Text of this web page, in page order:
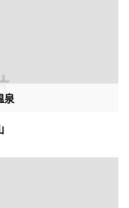
庙建筑、舞蹈、竞技以
、内容之丰富、堪称我
品之一。中国著名岩画
的活化石”。不过受利
泉